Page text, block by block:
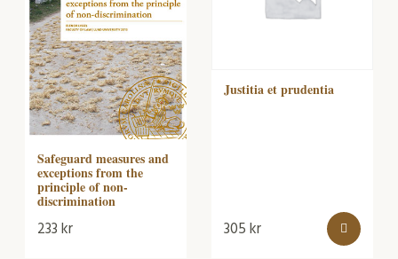
Safeguard measures and
exceptions from the
principle of non-
discrimination
233kr
Justitia et prudentia
305kr